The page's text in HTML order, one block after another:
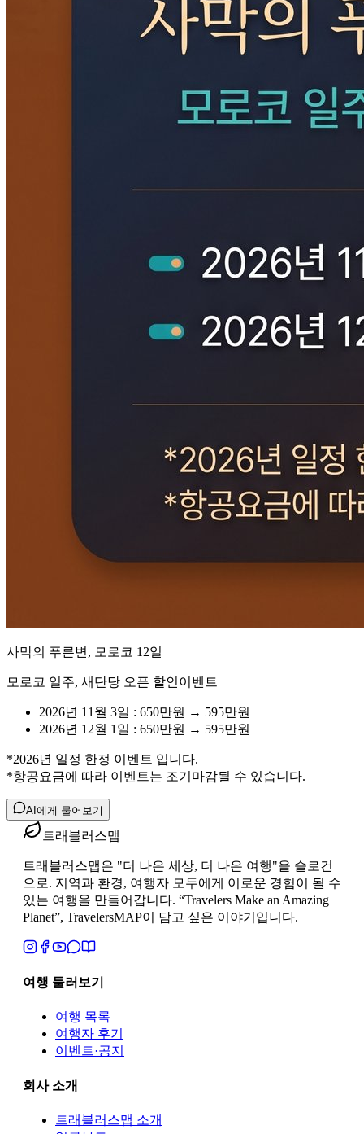
사막의 푸른변, 모로코 12일
모로코 일주, 새단당 오픈 할인이벤트
2026년 11월 3일 : 650만원 → 595만원
2026년 12월 1일 : 650만원 → 595만원
*2026년 일정 한정 이벤트 입니다.
*항공요금에 따라 이벤트는 조기마감될 수 있습니다.
AI에게 물어보기
트래블러스맵
트래블러스맵은 "더 나은 세상, 더 나은 여행"을 슬로건
으로. 지역과 환경, 여행자 모두에게 이로운 경험이 될 수
있는 여행을 만들어갑니다. “Travelers Make an Amazing
Planet”, TravelersMAP이 담고 싶은 이야기입니다.
여행 둘러보기
여행 목록
여행자 후기
이벤트·공지
회사 소개
트래블러스맵 소개